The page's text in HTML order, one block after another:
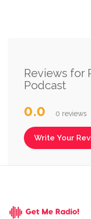
Reviews for
Podcast
0.0 0 reviews
Write Your